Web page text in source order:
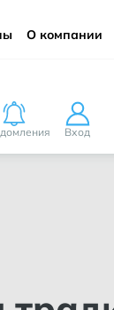
О компании
Вход